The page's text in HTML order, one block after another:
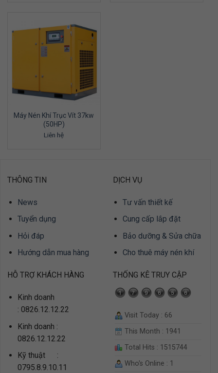
Máy Nén Khí Trục Vít 37kw
(50HP)
Liên hệ
THÔNG TIN
News
Tuyển dụng
Hỏi đáp
Hướng dẫn mua hàng
DỊCH VỤ
Tư vấn thiết kế
Cung cấp lắp đặt
Bảo dưỡng & Sửa chữa
Cho thuê máy nén khí
HỖ TRỢ KHÁCH HÀNG
Kinh doanh
: 0826.12.12.22
Kinh doanh :
0826.12.12.22
Kỹ thuật :
0795.8.9.10.11
THỐNG KÊ TRUY CẬP
Visit Today : 66
This Month : 1941
Total Hits : 1515744
Who's Online : 1